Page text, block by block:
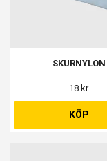
SKURNYLON
18 kr
KÖP